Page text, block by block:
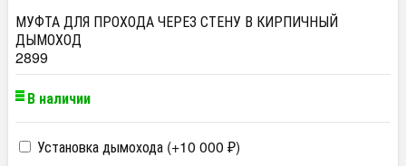
МУФТА ДЛЯ ПРОХОДА ЧЕРЕЗ СТЕНУ В КИРПИЧНЫЙ
ДЫМОХОД
2899
В наличии
Установка дымохода (+10 000 ₽)